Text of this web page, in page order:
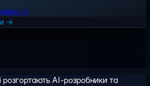
→
→
розгортають AI-розробники та